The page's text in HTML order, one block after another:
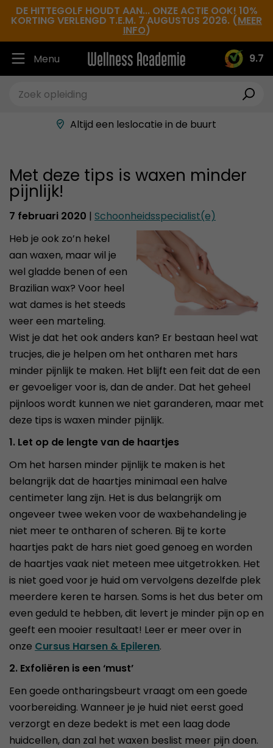
DE HITTEGOLF HOUDT AAN... ONZE ACTIE OOK! 10%
KORTING VERLENGD T.E.M. 7 AUGUSTUS 2026. (MEER
INFO)
9.7
Menu
Ruim 30.000 tevreden studenten
Beste docenten in de branche
Altijd een leslocatie in de buurt
Met deze tips is waxen minder
pijnlijk!
7 februari 2020 | Schoonheidsspecialist(e)
Heb je ook zo’n hekel
aan waxen, maar wil je
wel gladde benen of een
Brazilian wax? Voor heel
wat dames is het steeds
weer een marteling.
Wist je dat het ook anders kan? Er bestaan heel wat
trucjes, die je helpen om het ontharen met hars
minder pijnlijk te maken. Het blijft een feit dat de een
er gevoeliger voor is, dan de ander. Dat het geheel
pijnloos wordt kunnen we niet garanderen, maar met
deze tips is waxen minder pijnlijk.
1. Let op de lengte van de haartjes
Om het harsen minder pijnlijk te maken is het
belangrijk dat de haartjes minimaal een halve
centimeter lang zijn. Het is dus belangrijk om
ongeveer twee weken voor de waxbehandeling je
niet meer te ontharen of scheren. Bij te korte
haartjes pakt de hars niet goed genoeg en worden
de haartjes vaak niet meteen mee uitgetrokken. Het
is niet goed voor je huid om vervolgens dezelfde plek
meerdere keren te harsen. Soms is het dus beter om
even geduld te hebben, dit levert je minder pijn op en
geeft een mooier resultaat! Leer er meer over in
onze Cursus Harsen & Epileren.
2. Exfoliëren is een ‘must’
Een goede ontharingsbeurt vraagt om een goede
voorbereiding. Wanneer je je huid niet eerst goed
verzorgt en deze bedekt is met een laag dode
huidcellen, dan zal het waxen beslist meer pijn doen.